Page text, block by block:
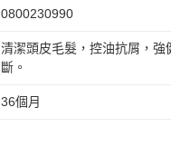
0800230990
清潔頭皮毛髮，控油抗屑，強
斷。
36個月